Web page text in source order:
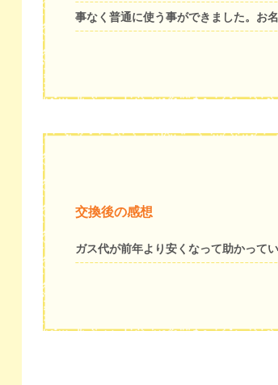
事なく普通に使う事ができました。お
交換後の感想
ガス代が前年より安くなって助かって